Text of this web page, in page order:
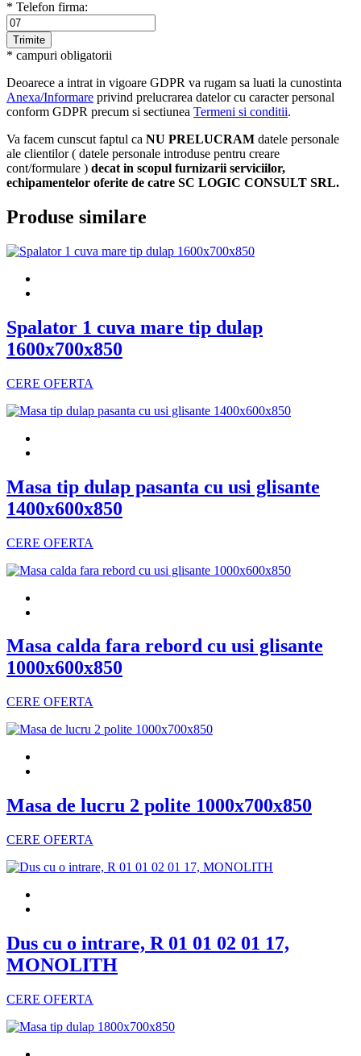
* Telefon firma:
* campuri obligatorii
Deoarece a intrat in vigoare GDPR va rugam sa luati la cunostinta
Anexa/Informare privind prelucrarea datelor cu caracter personal
conform GDPR precum si sectiunea Termeni si conditii.
Va facem cunscut faptul ca NU PRELUCRAM datele personale
ale clientilor ( datele personale introduse pentru creare
cont/formulare ) decat in scopul furnizarii serviciilor,
echipamentelor oferite de catre SC LOGIC CONSULT SRL.
Produse similare
Spalator 1 cuva mare tip dulap
1600x700x850
CERE OFERTA
Masa tip dulap pasanta cu usi glisante
1400x600x850
CERE OFERTA
Masa calda fara rebord cu usi glisante
1000x600x850
CERE OFERTA
Masa de lucru 2 polite 1000x700x850
CERE OFERTA
Dus cu o intrare, R 01 01 02 01 17,
MONOLITH
CERE OFERTA